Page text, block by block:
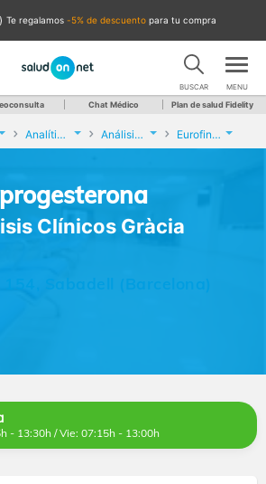
te regalamos -5% de descuento para tu compra
BUSCAR MENU
Chat Médico Plan de salud Fidelity
Analíticas y Genética Análisis de progesterona Eurofins Análisis Clínicos Gràcia
Clínicos Gràcia
154, Sabadell (Barcelona)
- 13:30h / Vie: 07:15h - 13:00h